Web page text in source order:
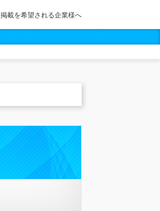
掲載を希望される企業様へ